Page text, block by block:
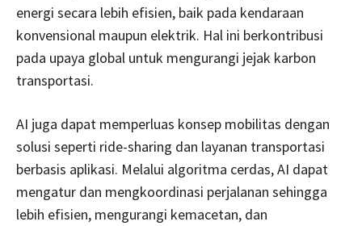
energi secara lebih efisien, baik pada kendaraan
konvensional maupun elektrik. Hal ini berkontribusi
pada upaya global untuk mengurangi jejak karbon
transportasi.
AI juga dapat memperluas konsep mobilitas dengan
solusi seperti ride-sharing dan layanan transportasi
berbasis aplikasi. Melalui algoritma cerdas, AI dapat
mengatur dan mengkoordinasi perjalanan sehingga
lebih efisien, mengurangi kemacetan, dan